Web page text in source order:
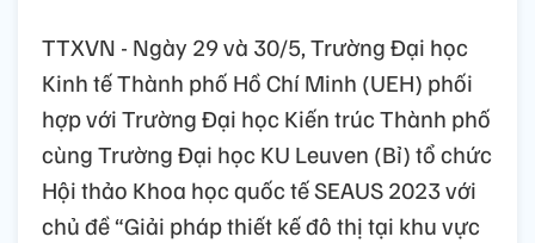
TTXVN - Ngày 29 và 30/5, Trường Đại học
Kinh tế Thành phố Hồ Chí Minh (UEH) phối
hợp với Trường Đại học Kiến trúc Thành phố
cùng Trường Đại học KU Leuven (Bỉ) tổ chức
Hội thảo Khoa học quốc tế SEAUS 2023 với
chủ đề “Giải pháp thiết kế đô thị tại khu vực